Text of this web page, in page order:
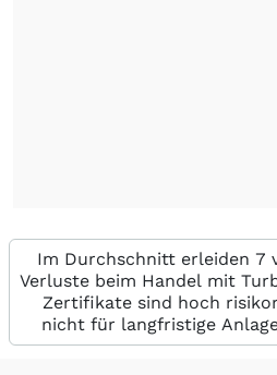
Im Durchschnitt erleiden 7
Verluste beim Handel mit
Zertifikate sind hoch
nicht für langfristige